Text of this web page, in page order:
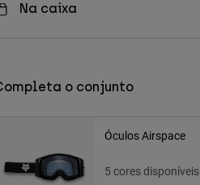
Na caixa
o conjunto
Óculos Airspace
5 cores disponíveis